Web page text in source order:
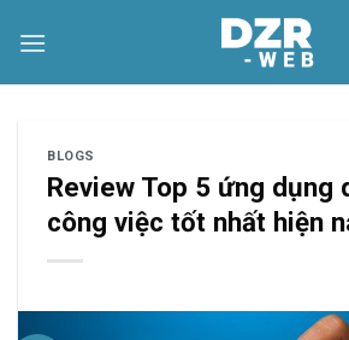
BLOGS
Review Top 5 ứng dụng
công việc tốt nhất hiện